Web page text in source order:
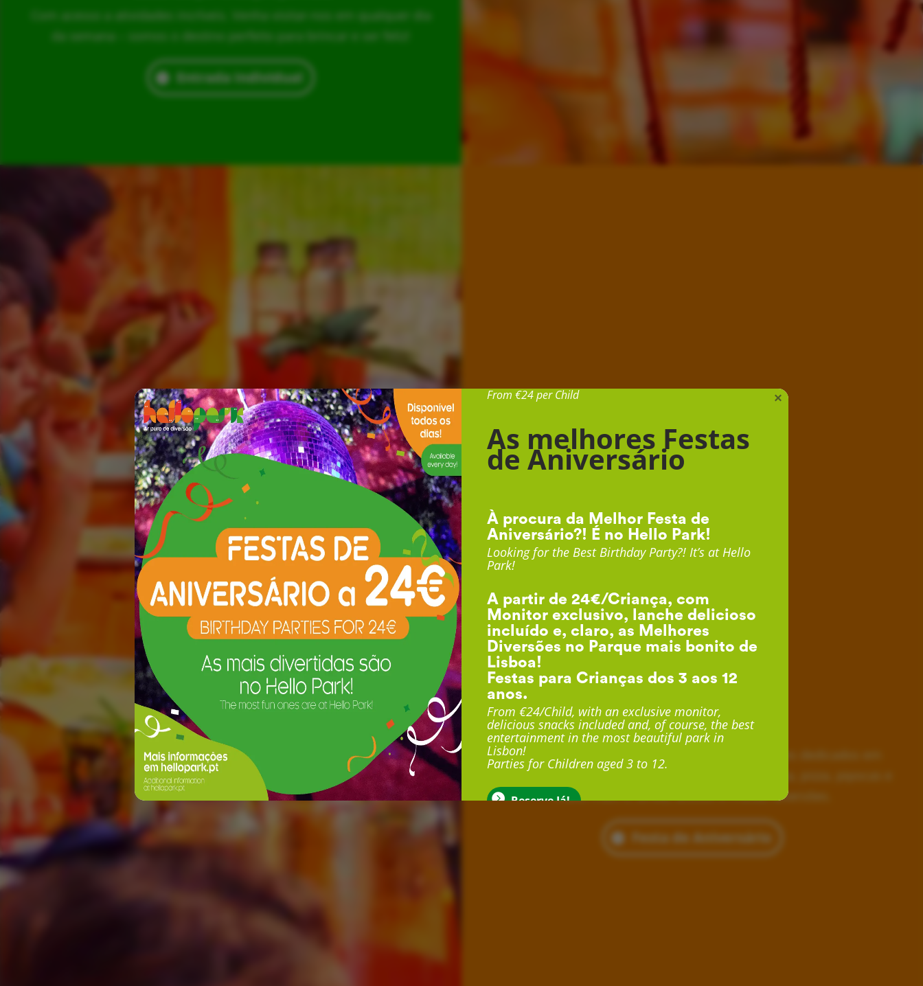
Com acesso a atividades incríveis. Venha visitar-nos em qualquer dia
da semana – somos o destino perfeito para brincar e ser feliz!
Entrada Individual
Festa de Aniversário
desde 24€ por Criança
Com duração até 3 horas inesquecíveis, monitores dedicados em
exclusivo, sala exclusiva, lanche delicioso com fruta, pizza, pipocas e
muito mais e, ainda, acesso a muitas diversões.
Festa de Aniversário
From €24 per Child
As melhores Festas
de Aniversário
À procura da Melhor Festa de
Aniversário?! É no Hello Park!
Looking for the Best Birthday Party?! It’s at Hello
Park!
A partir de 24€/Criança, com
Monitor exclusivo, lanche delicioso
incluído e, claro, as Melhores
Diversões no Parque mais bonito de
Lisboa!
Festas para Crianças dos 3 aos 12
anos.
From €24/Child, with an exclusive monitor,
delicious snacks included and, of course, the best
entertainment in the most beautiful park in
Lisbon!
Parties for Children aged 3 to 12.
Reserve Já!
×